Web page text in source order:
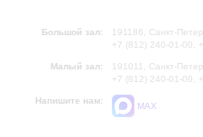
Большой зал:
191186, Санкт-
+7 (812) 240-01-00,
Малый зал:
191011, Санкт-
+7 (812) 240-01-00,
Напишите нам:
MAX